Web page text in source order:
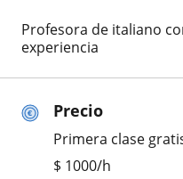
Precio
Primera clase
$ 1000/h
Profesora de italiano
experiencia